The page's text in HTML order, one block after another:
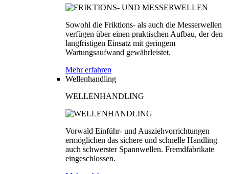
Sowohl die Friktions- als auch die Messerwellen
verfügen über einen praktischen Aufbau, der den
langfristigen Einsatz mit geringem
Wartungsaufwand gewährleistet.
Mehr erfahren
Wellenhandling
WELLENHANDLING
Vorwald Einführ- und Ausziehvorrichtungen
ermöglichen das sichere und schnelle Handling
auch schwerster Spannwellen. Fremdfabrikate
eingeschlossen.